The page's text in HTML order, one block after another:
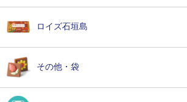
ロイズ石垣島
その他・袋